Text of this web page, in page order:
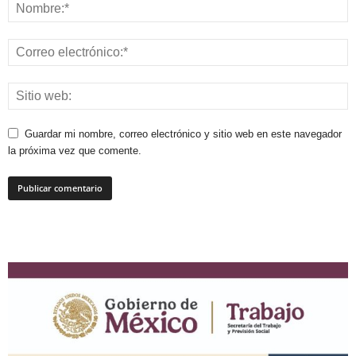
Guardar mi nombre, correo electrónico y sitio web en este navegador
la próxima vez que comente.